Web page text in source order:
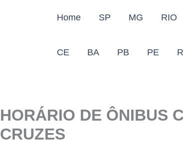
Home SP MG RIO
CE BA PB PE
HORÁRIO DE ÔNIBUS
CRUZES